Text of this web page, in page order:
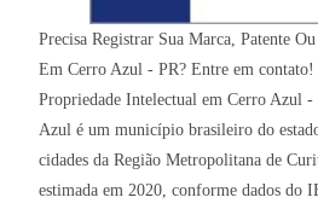
Precisa Registrar Sua Marca, Patente
Em Cerro Azul - PR? Entre em contato!
Propriedade Intelectual em Cerro Azul
Azul é um município brasileiro do
cidades da Região Metropolitana de
estimada em 2020, conforme dados do